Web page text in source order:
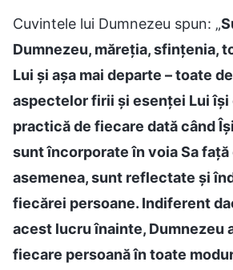
Cuvintele lui Dumnezeu spun: „
Dumnezeu, măreția, sfințenia,
Lui și așa mai departe – toate
aspectelor firii și esenței Lui își
practică de fiecare dată când
sunt încorporate în voia Sa față
asemenea, sunt reflectate și
fiecărei persoane. Indiferent
acest lucru înainte, Dumnezeu
fiecare persoană în toate